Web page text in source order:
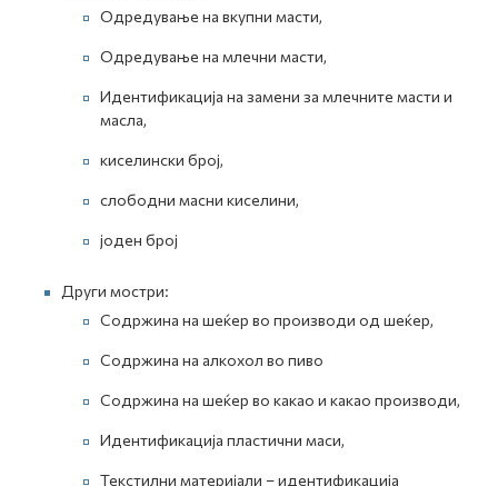
Одредување на вкупни масти,
Одредување на млечни масти,
Идентификација на замени за млечните масти и
масла,
киселински број,
слободни масни киселини,
јоден број
Други мостри:
Содржина на шеќер во производи од шеќер,
Содржина на алкохол во пиво
Содржина на шеќер во какао и какао производи,
Идентификација пластични маси,
Текстилни материјали – идентификација